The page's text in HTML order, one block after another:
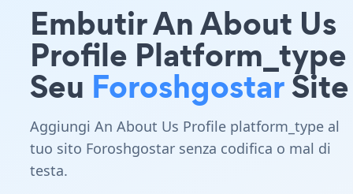
Embutir An About Us
Profile Platform_type
Seu ForoshgostarSite
Aggiungi An About Us Profile platform_type al
tuo sito Foroshgostar senza codifica o mal di
testa.